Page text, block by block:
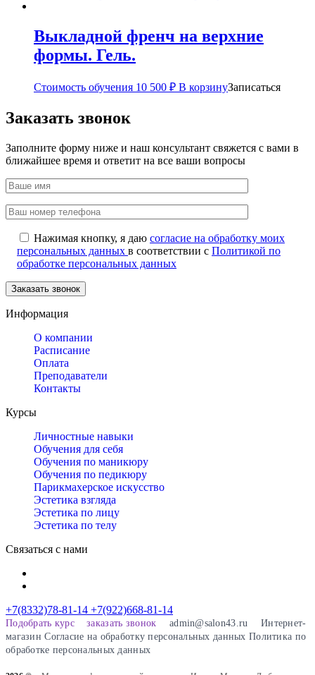
Выкладной френч на верхние
формы. Гель.
Стоимость обучения 10 500 ₽ В корзинуЗаписаться
Заказать звонок
Заполните форму ниже и наш консультант свяжется с вами в
ближайшее время и ответит на все ваши вопросы
Нажимая кнопку, я даю согласие на обработку моих
персональных данных в соответствии с Политикой по
обработке персональных данных
Информация
О компании
Расписание
Оплата
Преподаватели
Контакты
Курсы
Личностные навыки
Обучения для себя
Обучения по маникюру
Обучения по педикюру
Парикмахерское искусство
Эстетика взгляда
Эстетика по лицу
Эстетика по телу
Связаться с нами
+7(8332)78-81-14 +7(922)668-81-14
Подобрать курс заказать звонок admin@salon43.ru
Интернет-
магазинCогласие на обработку персональных данныхПолитика по
обработке персональных данных